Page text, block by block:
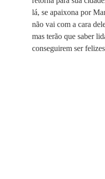
lá, se apaixona por
não vai com a cara
mas terão que saber
conseguirem ser